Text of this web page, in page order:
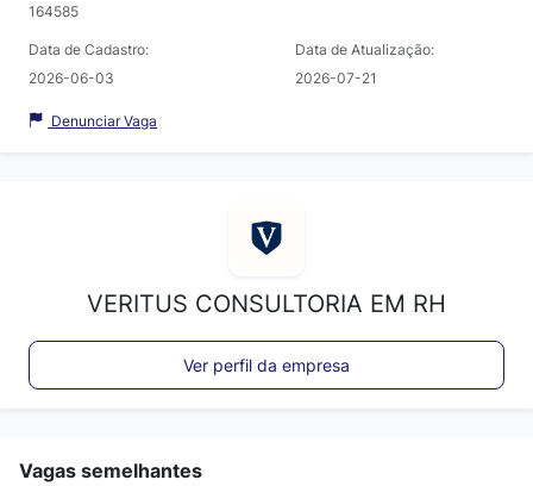
164585
Data de Cadastro:
2026-06-03
Data de Atualização:
2026-07-21
Denunciar Vaga
VERITUS CONSULTORIA EM RH
Ver perfil da empresa
Vagas semelhantes